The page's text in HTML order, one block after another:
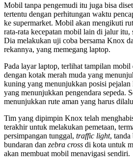
Mobil tanpa pengemudi itu juga bisa
tertentu dengan perhitungan waktu
ke supermarket. Mobil akan mengikuti
rata-rata kecepatan mobil lain di jalur itu,
Dia melakukan uji coba bersama Knox
rekannya, yang memegang laptop.
Pada layar laptop, terlihat tampilan
dengan kotak merah muda yang
kuning yang menunjukkan posisi pejalan
yang menunjukkan pengendara sepeda.
menunjukkan rute aman yang harus
Tim yang dipimpin Knox telah
terakhir untuk melakukan pemetaan,
persimpangan tunggal, traffic light, tanda
bundaran dan zebra cross di kota untuk
akan membuat mobil menavigasi sendiri.